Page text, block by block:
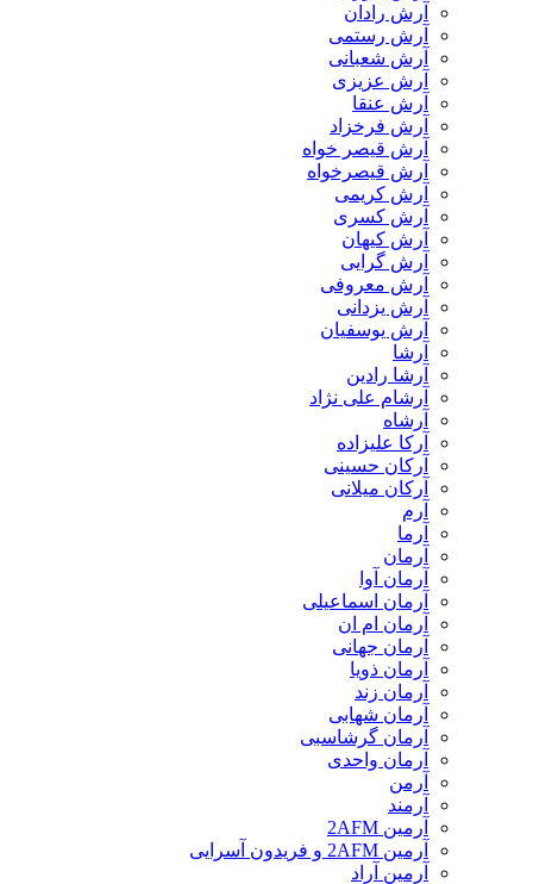
آرش رادان
آرش رستمى
آرش شعبانی
آرش عزیزی
آرش عنقا
آرش فرخزاد
آرش قیصر خواه
آرش قیصرخواه
آرش کریمی
آرش کسری
آرش کیهان
آرش گرایی
آرش معروفی
آرش یزدانی
آرش یوسفیان
آرشا
آرشا رادین
آرشام علی نژاد
آرشاه
آرکا علیزاده
آرکان حسینی
آرکان میلانی
آرم
آرما
آرمان
آرمان آوا
آرمان اسماعیلی
آرمان ام ان
آرمان جهانی
آرمان ذویا
آرمان زند
آرمان شهابی
آرمان گرشاسبی
آرمان واحدی
آرمن
آرمند
آرمین 2AFM
آرمین 2AFM و فریدون آسرایی
آرمین آراد